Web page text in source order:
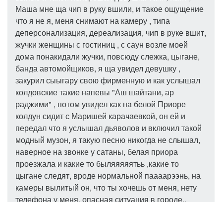
Маша мне ща чип в руку вшили, и такое ощущение
что я не я, меня снимают на камеру , типа
деперсонализация, дереализация, чип в руке вшит,
жучки женщины с гостиниц , с саун возле моей
дома понакидали жучки, повсюду слежка, цыгане,
банда автомойщиков, я ща увидел девушку ,
закурил сыыгару свою фирменную и как услышал
колдовские такие напевы "Аш шайтани, ар
раджими" , потом увидел как на белой Приоре
колдун сидит с Маришей карачаевкой, он ей и
передал что я услышал дьяволов и включил такой
модный музон, я такую песню никогда не слышал,
наверное на звонке у сатаны, белая приора
проезжала и какие то быляяяяятьь ,какие то
цыгане следят, вроде нормальной паааарээнь, на
камеры вылитый он, что ты хочешь от меня, нету
телефона у меня, опасная ситуация в городе,,